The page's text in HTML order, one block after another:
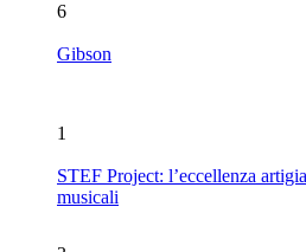
6
Gibson
1
STEF Project: l’eccellenza
musicali